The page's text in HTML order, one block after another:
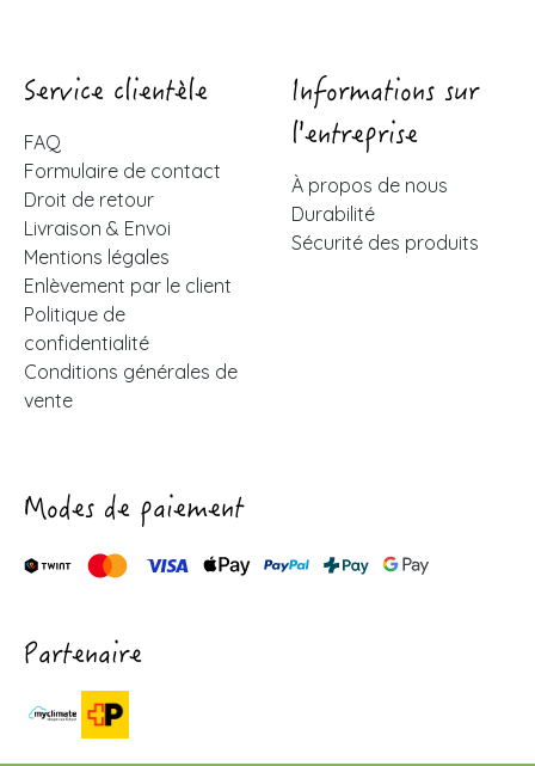
Service clientèle
FAQ
Formulaire de contact
Droit de retour
Livraison & Envoi
Mentions légales
Enlèvement par le client
Politique de
confidentialité
Conditions générales de
vente
Informations sur
l'entreprise
À propos de nous
Durabilité
Sécurité des produits
Modes de paiement
Partenaire